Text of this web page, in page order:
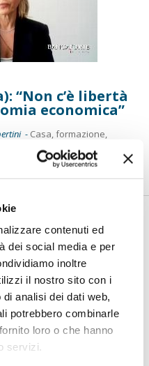
contenuti ed
dei social media e per
inoltre
il nostro sito con i
analisi dei dati web,
potrebbero combinarle
loro o che hanno
servizi.
“Non c’è libertà
economica”
- Casa, formazione,
Per una donna che sta